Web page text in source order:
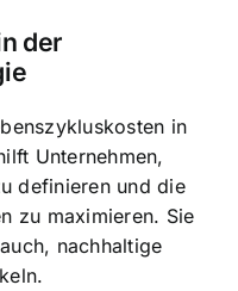
der
in
Unternehmen,
definieren und die
zu maximieren. Sie
nachhaltige